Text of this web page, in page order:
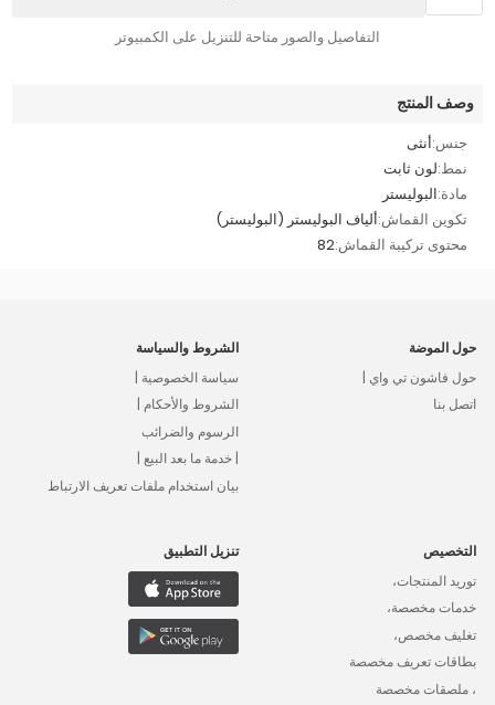
التفاصيل والصور متاحة للتنزيل على الكمبيوتر
وصف المنتج
جنس:أنثى
نمط:لون ثابت
مادة:البوليستر
تكوين القماش:ألياف البوليستر (البوليستر)
محتوى تركيبة القماش:82
حول الموضة
حول فاشون تي واي |
اتصل بنا
الشروط والسياسة
سياسة الخصوصية |
الشروط والأحكام |
الرسوم والضرائب
| خدمة ما بعد البيع |
بيان استخدام ملفات تعريف الارتباط
التخصيص
توريد المنتجات،
خدمات مخصصة،
تغليف مخصص،
بطاقات تعريف مخصصة
، ملصقات مخصصة
تنزيل التطبيق